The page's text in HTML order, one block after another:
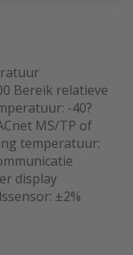
Bereik relatieve
-40?
MS/TP of
temperatuur:
display
±2%